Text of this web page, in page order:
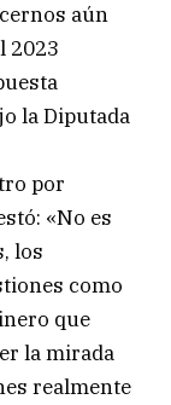
aún
2023
la Diputada
por
«No es
los
como
que
la mirada
realmente